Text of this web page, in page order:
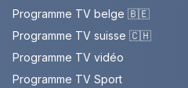
Programme TV belge 🇧🇪
Programme TV suisse 🇨🇭
Programme TV vidéo
Programme TV Sport